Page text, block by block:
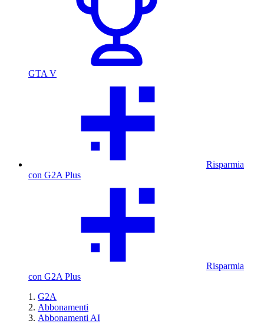
GTA V
Risparmia
con G2A Plus
Risparmia
con G2A Plus
G2A
Abbonamenti
Abbonamenti AI